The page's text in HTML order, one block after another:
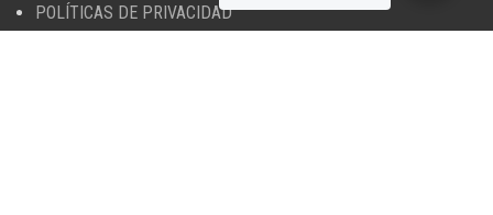
POLÍTICAS DE PRIVACIDAD